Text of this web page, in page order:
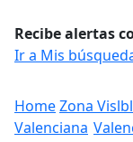
Recibe alertas
Ir a Mis
HomeZona
Valenciana